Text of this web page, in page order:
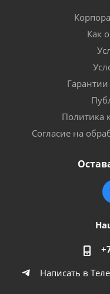
Как
Политика
Согласие на
Написать в